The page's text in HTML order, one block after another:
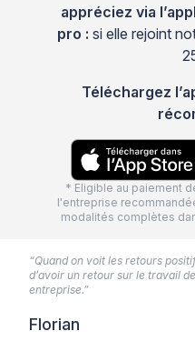
appréciez via
pro : si elle rejoint
Téléchargez
* Eligible au paiement
l'entreprise
modalités complètes
“Quand on voit les retours
d’avoir un retour sur le travail
entreprise.”
Florian